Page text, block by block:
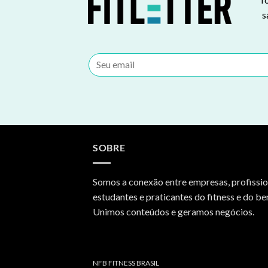
SOBRE
Somos a conexão entre empresas,
estudantes e praticantes do fitness e do
Unimos conteúdos e geramos negócios.
NFB FITNESS BRASIL